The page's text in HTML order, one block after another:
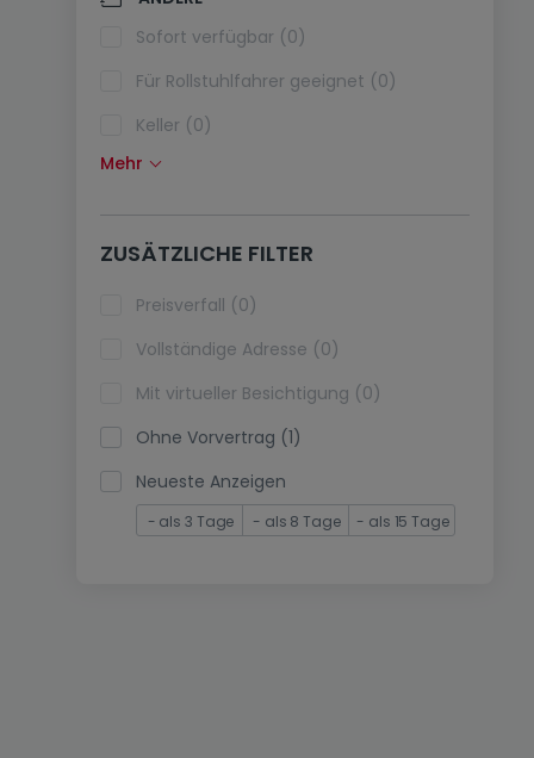
Klimaanlagen (0)
Glasfaser (0)
Sofort verfügbar (0)
Für Rollstuhlfahrer geeignet (0)
Keller (0)
Dachboden (0)
Fahrstuhl (1)
immobilienleibrente (0)
Ferienimmobilien (0)
Mehr
ZUSÄTZLICHE FILTER
Preisverfall (0)
Vollständige Adresse (0)
Mit virtueller Besichtigung (0)
Ohne Vorvertrag (1)
Neueste Anzeigen
- als 3 Tage - als 8 Tage - als 15 Tage